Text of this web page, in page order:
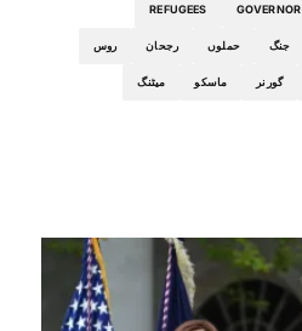
GOVERNOR
REFUGEES
جنگ حملوں رجحان روس
گورنر ماسکو میٹنگ